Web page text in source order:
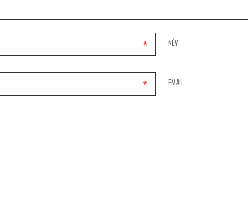
NÉV
*
EMAIL
*